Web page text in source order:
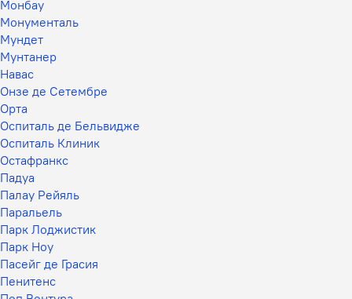
Монбау
Монументаль
Мундет
Мунтанер
Навас
Онзе де Сетембре
Орта
Оспиталь де Бельвидже
Оспиталь Клиник
Остафранкс
Падуа
Палау Рейяль
Паральель
Парк Лоджистик
Парк Ноу
Пасейг де Грасия
Пенитенс